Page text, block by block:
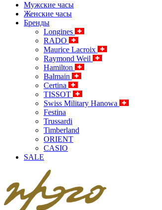
Мужские часы
Женские часы
Бренды
Longines
RADO
Maurice Lacroix
Raymond Weil
Hamilton
Balmain
Certina
TISSOT
Swiss Military Hanowa
Festina
Trussardi
Timberland
ORIENT
CASIO
SALE